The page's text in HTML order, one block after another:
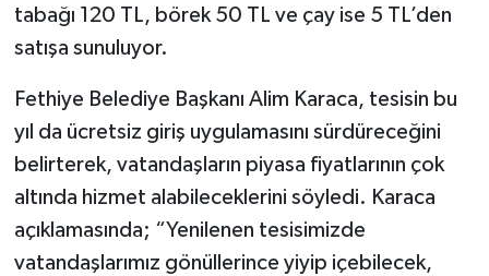
tabağı 120 TL, börek 50 TL ve çay ise 5 TL’den
satışa sunuluyor.
Fethiye Belediye Başkanı Alim Karaca, tesisin bu
yıl da ücretsiz giriş uygulamasını sürdüreceğini
belirterek, vatandaşların piyasa fiyatlarının çok
altında hizmet alabileceklerini söyledi. Karaca
açıklamasında; “Yenilenen tesisimizde
vatandaşlarımız gönüllerince yiyip içebilecek,